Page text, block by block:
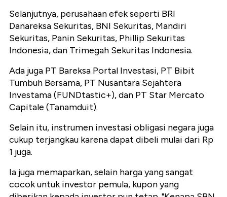
Selanjutnya, perusahaan efek seperti BRI
Danareksa Sekuritas, BNI Sekuritas, Mandiri
Sekuritas, Panin Sekuritas, Phillip Sekuritas
Indonesia, dan Trimegah Sekuritas Indonesia.
Ada juga PT Bareksa Portal Investasi, PT Bibit
Tumbuh Bersama, PT Nusantara Sejahtera
Investama (FUNDtastic+), dan PT Star Mercato
Capitale (Tanamduit).
Selain itu, instrumen investasi obligasi negara juga
cukup terjangkau karena dapat dibeli mulai dari Rp
1 juga.
Ia juga memaparkan, selain harga yang sangat
cocok untuk investor pemula, kupon yang